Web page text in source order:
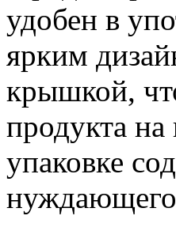
удобен в
ярким
крышкой,
продукта
упаковке